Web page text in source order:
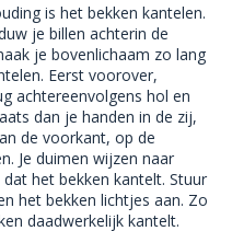
is het bekken kantelen.
je billen achterin de
je bovenlichaam zo lang
Eerst voorover,
achtereenvolgens hol en
dan je handen in de zij,
de voorkant, op de
Je duimen wijzen naar
het bekken kantelt. Stuur
het bekken lichtjes aan. Zo
daadwerkelijk kantelt.